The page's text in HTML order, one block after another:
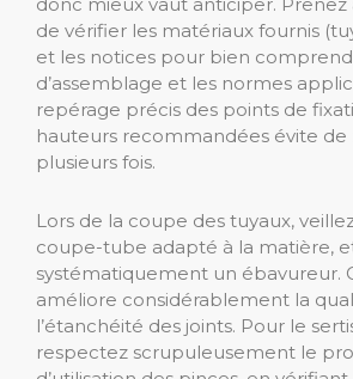
de vérifier les matériaux fournis
et les notices pour bien
d’assemblage et les normes
repérage précis des points de
hauteurs recommandées évite
plusieurs fois.
Lors de la coupe des tuyaux,
coupe-tube adapté à la matière,
systématiquement un ébavureur.
améliore considérablement la
l’étanchéité des joints. Pour le
respectez scrupuleusement le